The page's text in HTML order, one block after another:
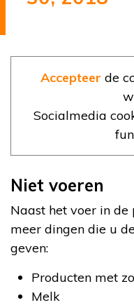
Accepteer de
Socialmedia
Niet voeren
Naast het voer in de
meer dingen die u
geven:
Producten met
Melk